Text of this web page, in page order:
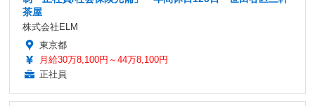
茶屋
株式会社ELM
東京都
月給30万8,100円～44万8,100円
正社員